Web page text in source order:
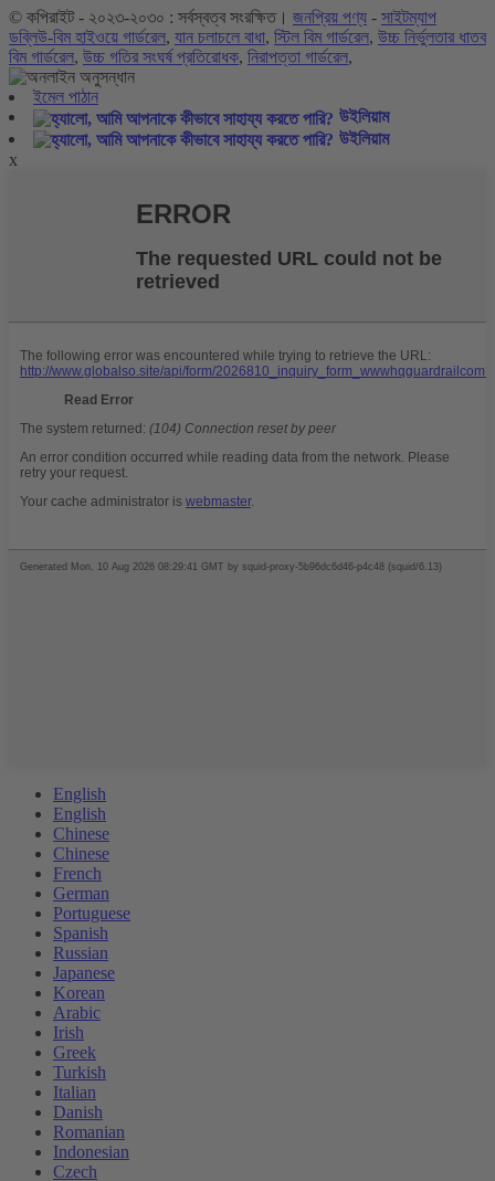
© কপিরাইট - ২০২৩-২০৩০ : সর্বস্বত্ব সংরক্ষিত। জনপ্রিয় পণ্য - সাইটম্যাপ
ডব্লিউ-বিম হাইওয়ে গার্ডরেল, যান চলাচলে বাধা, স্টিল বিম গার্ডরেল, উচ্চ নির্ভুলতার ধাতব
বিম গার্ডরেল, উচ্চ গতির সংঘর্ষ প্রতিরোধক, নিরাপত্তা গার্ডরেল,
ইমেল পাঠান
উইলিয়াম
উইলিয়াম
x
English
English
Chinese
Chinese
French
German
Portuguese
Spanish
Russian
Japanese
Korean
Arabic
Irish
Greek
Turkish
Italian
Danish
Romanian
Indonesian
Czech